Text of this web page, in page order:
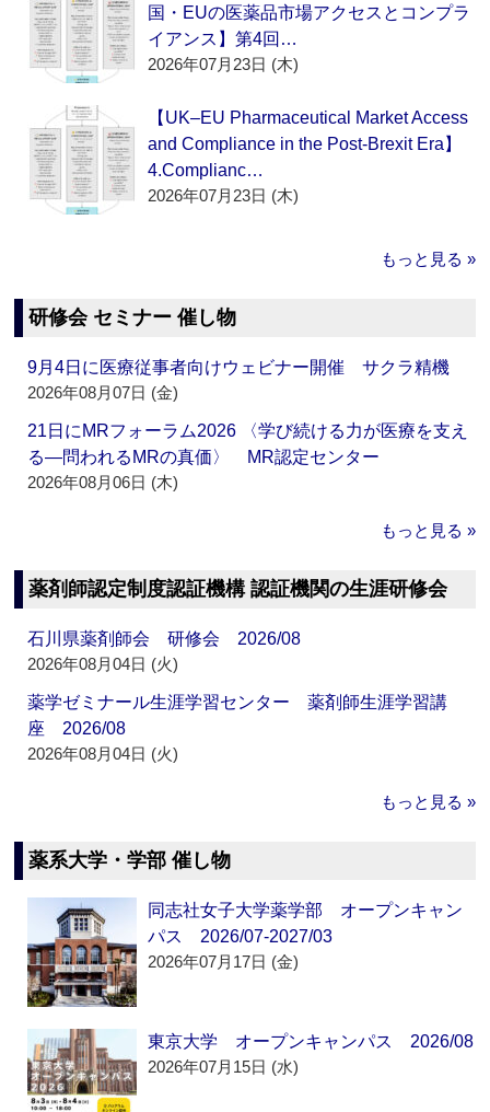
国・EUの医薬品市場アクセスとコンプラ
イアンス】第4回…
2026年07月23日 (木)
【UK–EU Pharmaceutical Market Access
and Compliance in the Post-Brexit Era】
4.Complianc…
2026年07月23日 (木)
もっと見る »
研修会 セミナー 催し物
9月4日に医療従事者向けウェビナー開催 サクラ精機
2026年08月07日 (金)
21日にMRフォーラム2026 〈学び続ける力が医療を支え
る―問われるMRの真価〉 MR認定センター
2026年08月06日 (木)
もっと見る »
薬剤師認定制度認証機構 認証機関の生涯研修会
石川県薬剤師会 研修会 2026/08
2026年08月04日 (火)
薬学ゼミナール生涯学習センター 薬剤師生涯学習講
座 2026/08
2026年08月04日 (火)
もっと見る »
薬系大学・学部 催し物
同志社女子大学薬学部 オープンキャン
パス 2026/07-2027/03
2026年07月17日 (金)
東京大学 オープンキャンパス 2026/08
2026年07月15日 (水)